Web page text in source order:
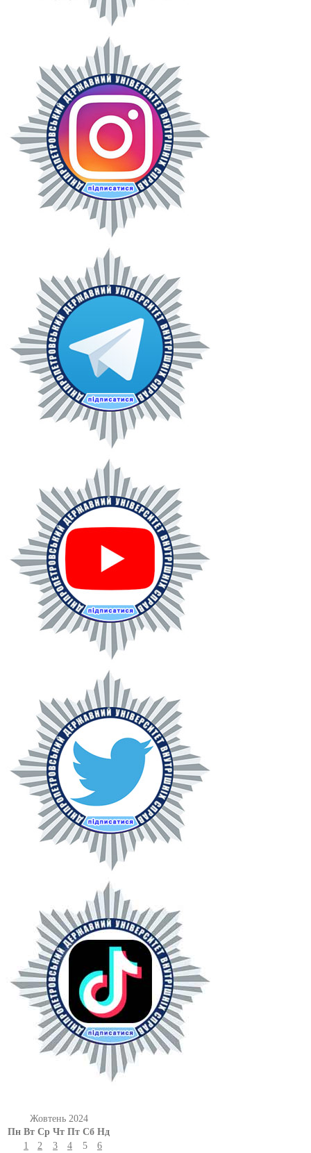
Жовтень 2024
Пн Вт Ср Чт Пт Сб Нд
1
2 3 4 5
6